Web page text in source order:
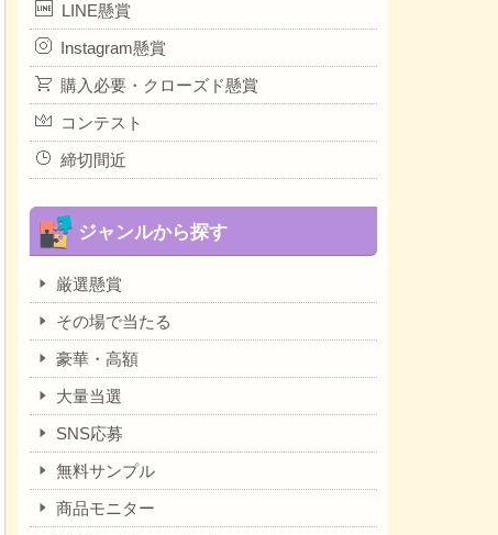
LINE懸賞
Instagram懸賞
購入必要・クローズド懸賞
コンテスト
締切間近
ジャンルから探す
厳選懸賞
その場で当たる
豪華・高額
大量当選
SNS応募
無料サンプル
商品モニター